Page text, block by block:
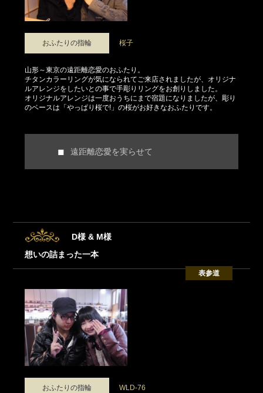
おふたりの指輪 桜子
山形～東京の遠距離恋愛のおふたり。
チタンカラーリングが気になられてご来店されましたが、オリジナ
ルアレンジをしたいとの事で手彫りリングをお創りしました。
オリジナルアレンジは一度おうちにまで宿題になりましたが、彫り
のベースは「やっぱり桜で!」の桜がお好きなおふたりです。
遠距離恋愛を実らせて
D様 & M様
想いの詰まった一本
表参道
おふたりの指輪 WLD-76